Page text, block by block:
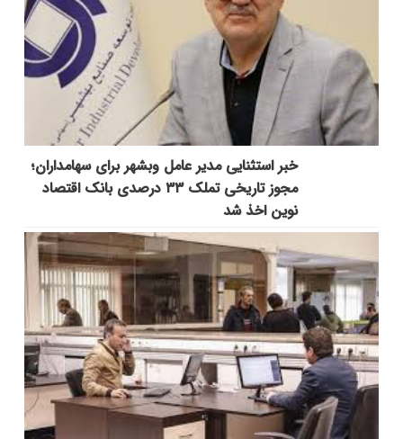
خبر استثنایی مدیر عامل وبشهر برای سهامداران؛
مجوز تاریخی تملک ۳۳ درصدی بانک اقتصاد
نوین اخذ شد